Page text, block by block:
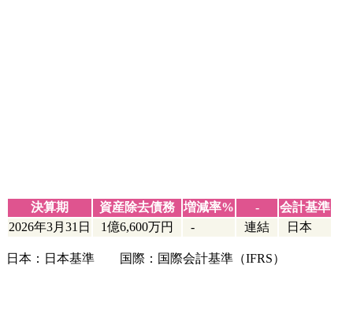
決算期 資産除去債務 増減率% -
会計基準
2026年3月31日
1億6,600万円 - 連結 日本
日本：日本基準 国際：国際会計基準（IFRS）